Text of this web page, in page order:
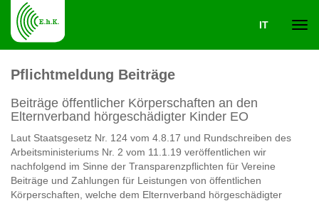
IT
Pflichtmeldung Beiträge
Beiträge öffentlicher Körperschaften an den
Elternverband hörgeschädigter Kinder EO
Laut Staatsgesetz Nr. 124 vom 4.8.17 und Rundschreiben des
Arbeitsministeriums Nr. 2 vom 11.1.19 veröffentlichen wir
nachfolgend im Sinne der Transparenzpflichten für Vereine
Beiträge und Zahlungen für Leistungen von öffentlichen
Körperschaften, welche dem Elternverband hörgeschädigter